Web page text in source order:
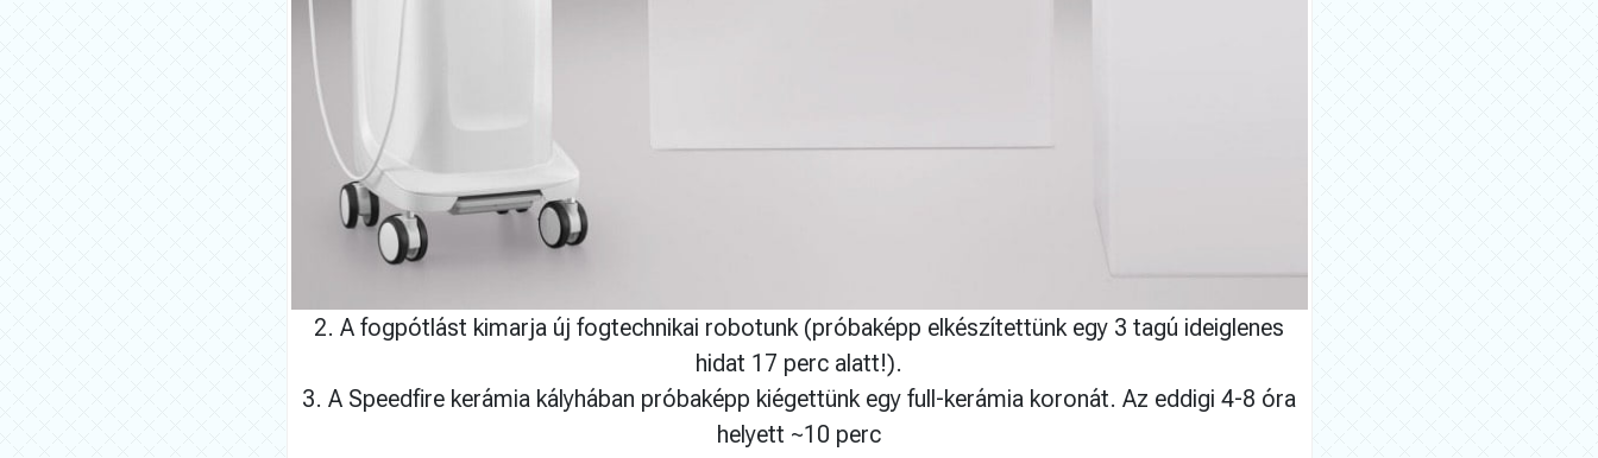
2. A fogpótlást kimarja új fogtechnikai robotunk (próbaképp elkészítettünk egy 3 tagú ideiglenes
hidat 17 perc alatt!).
3. A Speedfire kerámia kályhában próbaképp kiégettünk egy full-kerámia koronát. Az eddigi 4-8 óra
helyett ~10 perc